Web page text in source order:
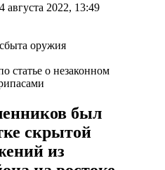
августа 2022, 13:49
статье о незаконном
был
скрытой
из